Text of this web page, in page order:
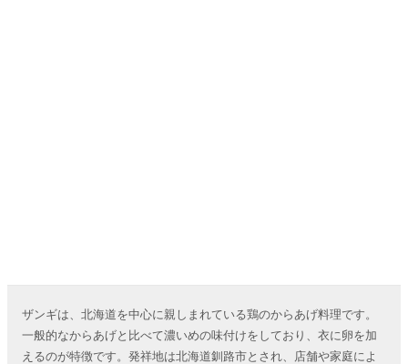
ザンギは、北海道を中心に親しまれている鶏のからあげ料理です。
一般的なからあげと比べて濃いめの味付けをしており、衣に卵を加
えるのが特徴です。発祥地は北海道釧路市とされ、店舗や家庭によ